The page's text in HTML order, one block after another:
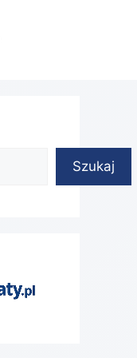
Szukaj